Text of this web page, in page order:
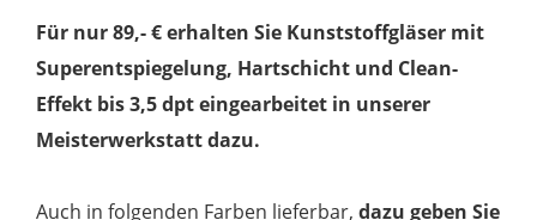
Für nur 89,- € erhalten Sie Kunststoffgläser mit
Superentspiegelung, Hartschicht und Clean-
Effekt bis 3,5 dpt eingearbeitet in unserer
Meisterwerkstatt dazu.
Auch in folgenden Farben lieferbar,dazu geben Sie